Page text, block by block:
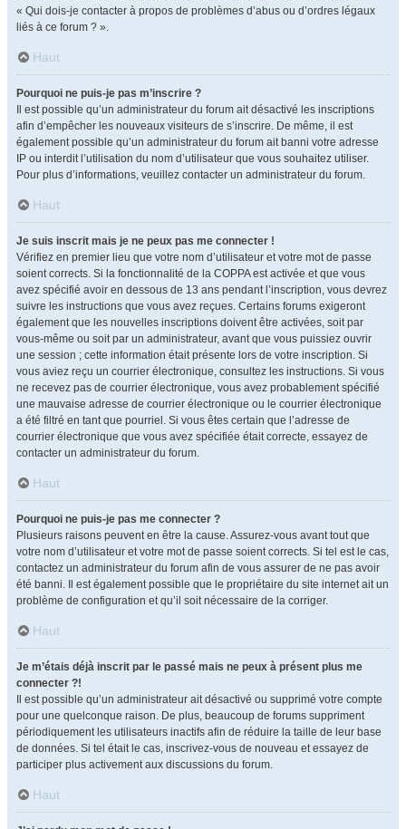
« Qui dois-je contacter à propos de problèmes d’abus ou d’ordres légaux
liés à ce forum ? ».
Haut
Pourquoi ne puis-je pas m’inscrire ?
Il est possible qu’un administrateur du forum ait désactivé les inscriptions
afin d’empêcher les nouveaux visiteurs de s’inscrire. De même, il est
également possible qu’un administrateur du forum ait banni votre adresse
IP ou interdit l’utilisation du nom d’utilisateur que vous souhaitez utiliser.
Pour plus d’informations, veuillez contacter un administrateur du forum.
Haut
Je suis inscrit mais je ne peux pas me connecter !
Vérifiez en premier lieu que votre nom d’utilisateur et votre mot de passe
soient corrects. Si la fonctionnalité de la COPPA est activée et que vous
avez spécifié avoir en dessous de 13 ans pendant l’inscription, vous devrez
suivre les instructions que vous avez reçues. Certains forums exigeront
également que les nouvelles inscriptions doivent être activées, soit par
vous-même ou soit par un administrateur, avant que vous puissiez ouvrir
une session ; cette information était présente lors de votre inscription. Si
vous aviez reçu un courrier électronique, consultez les instructions. Si vous
ne recevez pas de courrier électronique, vous avez probablement spécifié
une mauvaise adresse de courrier électronique ou le courrier électronique
a été filtré en tant que pourriel. Si vous êtes certain que l’adresse de
courrier électronique que vous avez spécifiée était correcte, essayez de
contacter un administrateur du forum.
Haut
Pourquoi ne puis-je pas me connecter ?
Plusieurs raisons peuvent en être la cause. Assurez-vous avant tout que
votre nom d’utilisateur et votre mot de passe soient corrects. Si tel est le cas,
contactez un administrateur du forum afin de vous assurer de ne pas avoir
été banni. Il est également possible que le propriétaire du site internet ait un
problème de configuration et qu’il soit nécessaire de la corriger.
Haut
Je m’étais déjà inscrit par le passé mais ne peux à présent plus me
connecter ?!
Il est possible qu’un administrateur ait désactivé ou supprimé votre compte
pour une quelconque raison. De plus, beaucoup de forums suppriment
périodiquement les utilisateurs inactifs afin de réduire la taille de leur base
de données. Si tel était le cas, inscrivez-vous de nouveau et essayez de
participer plus activement aux discussions du forum.
Haut